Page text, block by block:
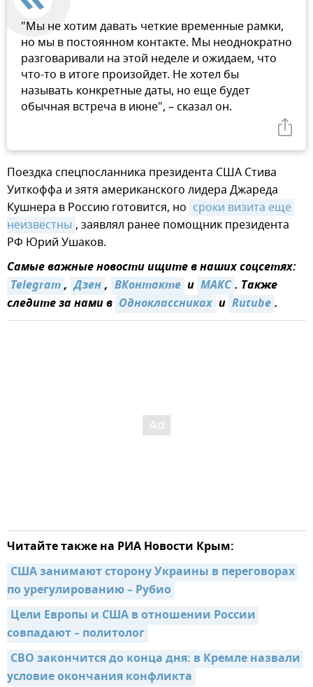
"Мы не хотим давать четкие временные рамки,
но мы в постоянном контакте. Мы неоднократно
разговаривали на этой неделе и ожидаем, что
что-то в итоге произойдет. Не хотел бы
называть конкретные даты, но еще будет
обычная встреча в июне", – сказал он.
Поездка спецпосланника президента США Стива
Уиткоффа и зятя американского лидера Джареда
Кушнера в Россию готовится, но сроки визита еще
неизвестны , заявлял ранее помощник президента
РФ Юрий Ушаков.
Самые важные новости ищите в наших соцсетях:
Telegram, Дзен, ВКонтакте и MAКС. Также
следите за нами в Одноклассниках и Rutube.
Читайте также на РИА Новости Крым:
США занимают сторону Украины в переговорах
по урегулированию – Рубио
Цели Европы и США в отношении России
совпадают – политолог
СВО закончится до конца дня: в Кремле назвали
условие окончания конфликта